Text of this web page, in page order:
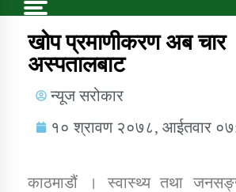
Trending Now
कुषि बिकास कार्यालय जुम्ला
खोप प्रमाणीकरण अब चार
अस्पतालबाट
न्यूज सरोकार
१० श्रावण २०७८, आईतवार
काठमाडौं । स्वास्थ्य तथा